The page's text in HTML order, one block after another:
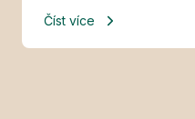
Číst více